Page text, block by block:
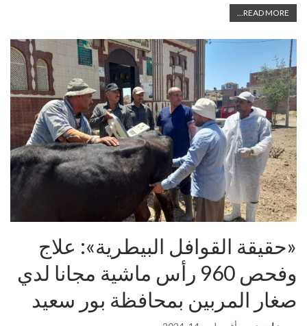
READ MORE...
«حقيقة القوافل البيطرية»: علاج
وفحص 960 رأس ماشية مجانا لدي
صغار المربين بمحافظة بور سعيد